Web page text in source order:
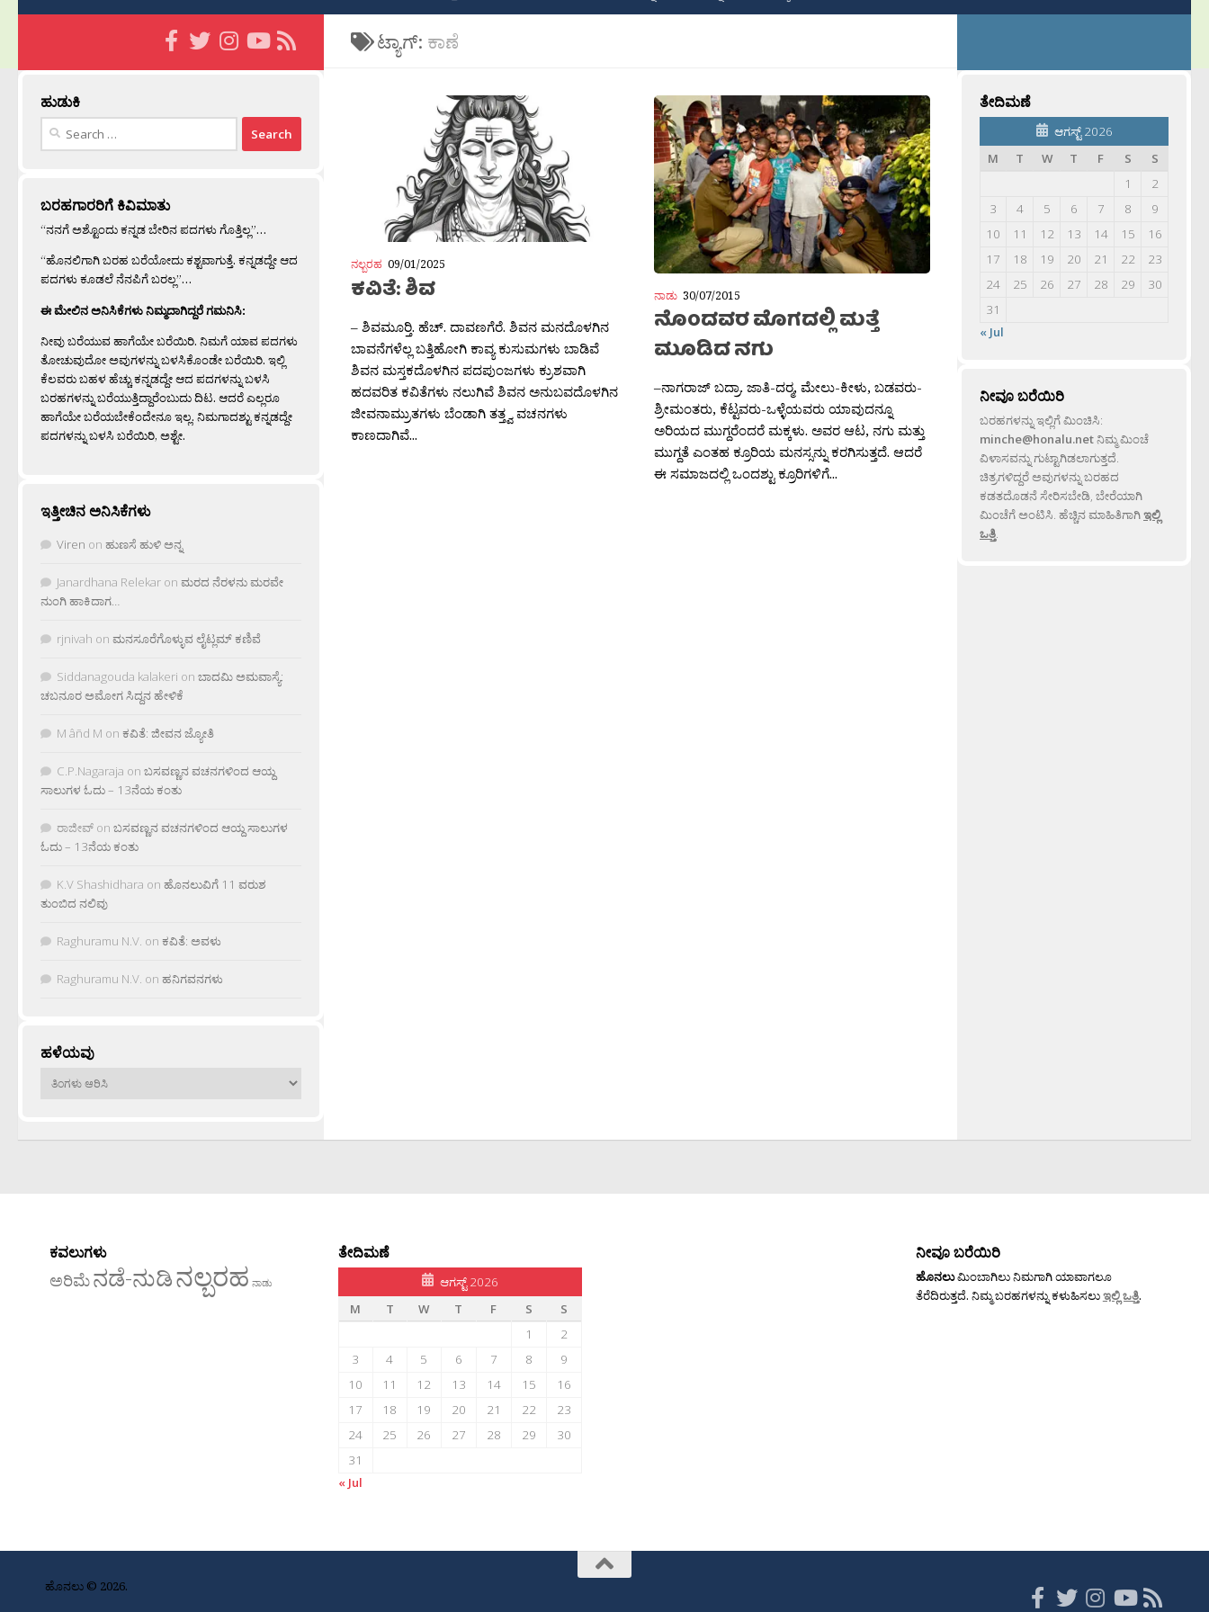
ಟ್ಯಾಗ್: ಕಾಣೆ
ನಲ್ಬರಹ 09/01/2025
ಕವಿತೆ: ಶಿವ
– ಶಿವಮೂರ‍್ತಿ. ಹೆಚ್. ದಾವಣಗೆರೆ. ಶಿವನ ಮನದೊಳಗಿನ
ಬಾವನೆಗಳೆಲ್ಲ ಬತ್ತಿಹೋಗಿ ಕಾವ್ಯ ಕುಸುಮಗಳು ಬಾಡಿವೆ
ಶಿವನ ಮಸ್ತಕದೊಳಗಿನ ಪದಪುಂಜಗಳು ಕ್ರುಶವಾಗಿ
ಹದವರಿತ ಕವಿತೆಗಳು ನಲುಗಿವೆ ಶಿವನ ಅನುಬವದೊಳಗಿನ
ಜೀವನಾಮ್ರುತಗಳು ಬೆಂಡಾಗಿ ತತ್ತ್ವ ವಚನಗಳು
ಕಾಣದಾಗಿವೆ...
ನಾಡು 30/07/2015
ನೊಂದವರ ಮೊಗದಲ್ಲಿ ಮತ್ತೆ
ಮೂಡಿದ ನಗು
–ನಾಗರಾಜ್ ಬದ್ರಾ. ಜಾತಿ-ದರ‍್ಮ, ಮೇಲು-ಕೀಳು, ಬಡವರು-
ಶ್ರೀಮಂತರು, ಕೆಟ್ಟವರು-ಒಳ್ಳೆಯವರು ಯಾವುದನ್ನೂ
ಅರಿಯದ ಮುಗ್ದರೆಂದರೆ ಮಕ್ಕಳು. ಅವರ ಆಟ, ನಗು ಮತ್ತು
ಮುಗ್ದತೆ ಎಂತಹ ಕ್ರೂರಿಯ ಮನಸ್ಸನ್ನು ಕರಗಿಸುತ್ತದೆ. ಆದರೆ
ಈ ಸಮಾಜದಲ್ಲಿ ಒಂದಶ್ಟು ಕ್ರೂರಿಗಳಿಗೆ...
ಹುಡುಕಿ
Search
ಬರಹಗಾರರಿಗೆ ಕಿವಿಮಾತು
“ನನಗೆ ಅಶ್ಟೊಂದು ಕನ್ನಡ ಬೇರಿನ ಪದಗಳು ಗೊತ್ತಿಲ್ಲ”…
“ಹೊನಲಿಗಾಗಿ ಬರಹ ಬರೆಯೋದು ಕಶ್ಟವಾಗುತ್ತೆ. ಕನ್ನಡದ್ದೇ ಆದ
ಪದಗಳು ಕೂಡಲೆ ನೆನಪಿಗೆ ಬರಲ್ಲ”…
ಈ ಮೇಲಿನ ಅನಿಸಿಕೆಗಳು ನಿಮ್ಮದಾಗಿದ್ದರೆ ಗಮನಿಸಿ:
ನೀವು ಬರೆಯುವ ಹಾಗೆಯೇ ಬರೆಯಿರಿ. ನಿಮಗೆ ಯಾವ ಪದಗಳು
ತೋಚುವುದೋ ಅವುಗಳನ್ನು ಬಳಸಿಕೊಂಡೇ ಬರೆಯಿರಿ. ಇಲ್ಲಿ
ಕೆಲವರು ಬಹಳ ಹೆಚ್ಚು ಕನ್ನಡದ್ದೇ ಆದ ಪದಗಳನ್ನು ಬಳಸಿ
ಬರಹಗಳನ್ನು ಬರೆಯುತ್ತಿದ್ದಾರೆಂಬುದು ದಿಟ. ಆದರೆ ಎಲ್ಲರೂ
ಹಾಗೆಯೇ ಬರೆಯಬೇಕೆಂದೇನೂ ಇಲ್ಲ. ನಿಮಗಾದಶ್ಟು ಕನ್ನಡದ್ದೇ
ಪದಗಳನ್ನು ಬಳಸಿ ಬರೆಯಿರಿ, ಅಶ್ಟೇ.
ಇತ್ತೀಚಿನ ಅನಿಸಿಕೆಗಳು
Viren on ಹುಣಸೆ ಹುಳಿ ಅನ್ನ
Janardhana Relekar on ಮರದ ನೆರಳನು ಮರವೇ
ನುಂಗಿ ಹಾಕಿದಾಗ…
rjnivah on ಮನಸೂರೆಗೊಳ್ಳುವ ಲೈಟ್ಲಮ್ ಕಣಿವೆ
Siddanagouda kalakeri on ಬಾದಮಿ ಅಮವಾಸ್ಯೆ:
ಚಬನೂರ ಅಮೋಗ ಸಿದ್ದನ ಹೇಳಿಕೆ
M âñd M on ಕವಿತೆ: ಜೀವನ ಜ್ಯೋತಿ
C.P.Nagaraja on ಬಸವಣ್ಣನ ವಚನಗಳಿಂದ ಆಯ್ದ
ಸಾಲುಗಳ ಓದು – 13ನೆಯ ಕಂತು
ರಾಜೀವ್ on ಬಸವಣ್ಣನ ವಚನಗಳಿಂದ ಆಯ್ದ ಸಾಲುಗಳ
ಓದು – 13ನೆಯ ಕಂತು
K.V Shashidhara on ಹೊನಲುವಿಗೆ 11 ವರುಶ
ತುಂಬಿದ ನಲಿವು
Raghuramu N.V. on ಕವಿತೆ: ಅವಳು
Raghuramu N.V. on ಹನಿಗವನಗಳು
ಹಳೆಯವು
ಹಳೆಯವು
ತೇದಿಮಣೆ
ಆಗಸ್ಟ್ 2026
M
T W T F S
S
1
2
3
4 5 6 7 8
9
10
11 12 13 14 15
16
17
18 19 20 21 22
23
24
25 26 27 28 29
30
31
« Jul
ನೀವೂ ಬರೆಯಿರಿ
ಬರಹಗಳನ್ನು ಇಲ್ಲಿಗೆ ಮಿಂಚಿಸಿ:
minche@honalu.netನಿಮ್ಮ ಮಿಂಚೆ
ವಿಳಾಸವನ್ನು ಗುಟ್ಟಾಗಿಡಲಾಗುತ್ತದೆ.
ಚಿತ್ರಗಳಿದ್ದರೆ ಅವುಗಳನ್ನು ಬರಹದ
ಕಡತದೊಡನೆ ಸೇರಿಸಬೇಡಿ, ಬೇರೆಯಾಗಿ
ಮಿಂಚೆಗೆ ಅಂಟಿಸಿ. ಹೆಚ್ಚಿನ ಮಾಹಿತಿಗಾಗಿಇಲ್ಲಿ
ಒತ್ತಿ.
ಕವಲುಗಳು
ಅರಿಮೆನಡೆ-ನುಡಿನಲ್ಬರಹ ನಾಡು
ತೇದಿಮಣೆ
ಆಗಸ್ಟ್ 2026
M
T W T F S
S
1
2
3
4 5 6 7 8
9
10
11 12 13 14 15
16
17
18 19 20 21 22
23
24
25 26 27 28 29
30
31
« Jul
ನೀವೂ ಬರೆಯಿರಿ
ಹೊನಲುಮಿಂಬಾಗಿಲು ನಿಮಗಾಗಿ ಯಾವಾಗಲೂ
ತೆರೆದಿರುತ್ತದೆ. ನಿಮ್ಮ ಬರಹಗಳನ್ನು ಕಳುಹಿಸಲುಇಲ್ಲಿ ಒತ್ತಿ.
ಹೊನಲು © 2026.